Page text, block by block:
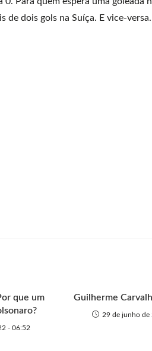
de dois gols na Suíça. E vice-versa.
que um
- 06:52
Guilherme
29 de junho de